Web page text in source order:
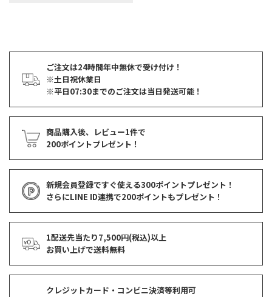
ご注文は24時間年中無休で受け付け！
※土日祝休業日
※平日07:30までのご注文は当日発送可能！
商品購入後、レビュー1件で
200ポイントプレゼント！
新規会員登録ですぐ使える300ポイントプレゼント！
さらにLINE ID連携で200ポイントもプレゼント！
1配送先当たり7,500円(税込)以上
お買い上げで送料無料
クレジットカード・コンビニ決済等利用可